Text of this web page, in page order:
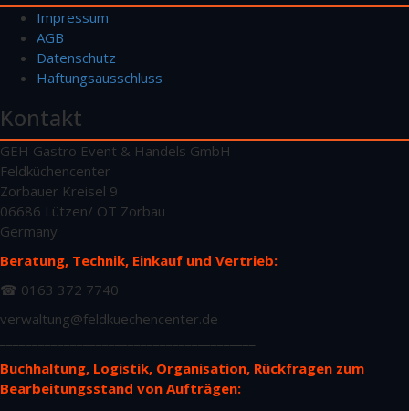
Impressum
AGB
Datenschutz
Haftungsausschluss
Kontakt
GEH Gastro Event & Handels GmbH
Feldküchencenter
Zorbauer Kreisel 9
06686 Lützen/ OT Zorbau
Germany
Beratung, Technik, Einkauf und Vertrieb:
☎ 0163 372 7740
verwaltung@feldkuechencenter.de
Buchhaltung, Logistik, Organisation, Rückfragen zum
Bearbeitungsstand von Aufträgen: